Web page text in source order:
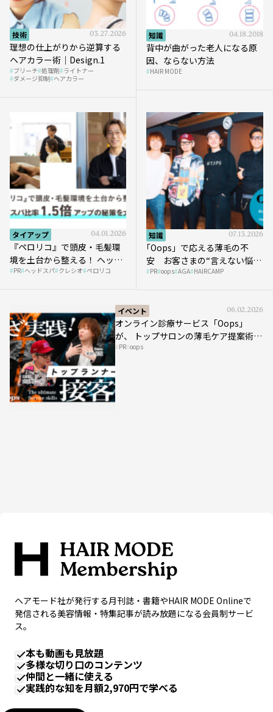
技術 03.27.2026
理想の仕上がりから逆算する
ヘアカラー術｜Design.1
ブリーチ 処理剤 ライトナー
ダメージ抑制 ヘアカラー
知識 04.18.2018
背中が曲がった老人になる原
因、ならない方法
HAIR MODE
タイアップ 04.01.2026
『ペロリコ』で頭皮・毛髪環
境を土台から整える！ ヘッド
スパ比率1.5倍アップの秘策を
PR ヘッドスパ クレシオ ペロリコ
知識 07.13.2026
｢Oops」で応える薄毛の不
安 お客さまの“言えない悩
み”にどう向き合う？ ＃01
PR oops AGA HAIRCAMP
イベント 06.02.2026
オンライン診療サービス「Oops」
が、 トップサロンの薄毛ケア提案術を
HAIRCAMPで公開！
PR oops
ヘアモード社が発行する月刊誌・書籍やHAIR MODE Onlineで
発信される美容情報・特集記事が読み放題になる会員制サービ
ス。
本も動画も見放題
多様な切り口のコンテンツ
仲間と一緒に使える
実践的な知を月額2,970円で学べる